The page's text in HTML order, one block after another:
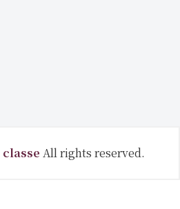
classe All rights reserved.